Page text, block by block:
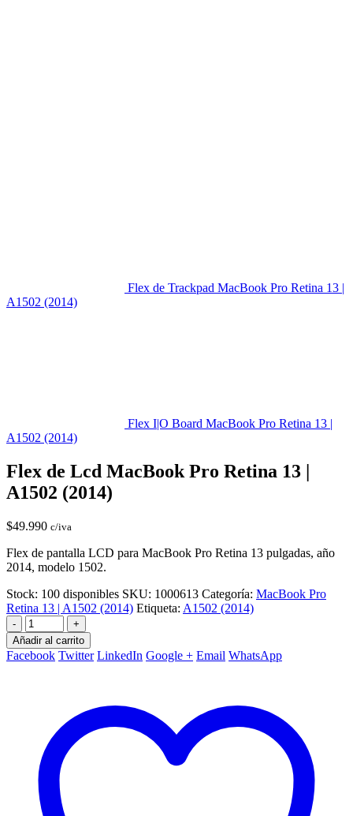
Flex de Trackpad MacBook Pro Retina 13 |
A1502 (2014)
Flex I|O Board MacBook Pro Retina 13 |
A1502 (2014)
Flex de Lcd MacBook Pro Retina 13 |
A1502 (2014)
$49.990 c/iva
Flex de pantalla LCD para MacBook Pro Retina 13 pulgadas, año
2014, modelo 1502.
Stock: 100 disponibles SKU: 1000613 Categoría: MacBook Pro
Retina 13 | A1502 (2014) Etiqueta: A1502 (2014)
-
+
Añadir al carrito
Facebook Twitter LinkedIn Google + Email WhatsApp